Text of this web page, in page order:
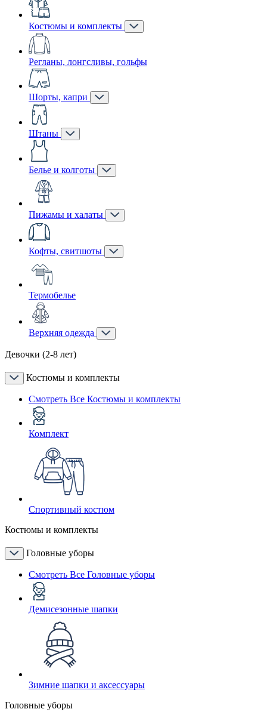
Костюмы и комплекты
Регланы, лонгсливы, гольфы
Шорты, капри
Штаны
Белье и колготы
Пижамы и халаты
Кофты, свитшоты
Термобелье
Верхняя одежда
Девочки (2-8 лет)
Костюмы и комплекты
Смотреть Все Костюмы и комплекты
Комплект
Спортивный костюм
Костюмы и комплекты
Головные уборы
Смотреть Все Головные уборы
Демисезонные шапки
Зимние шапки и аксессуары
Головные уборы